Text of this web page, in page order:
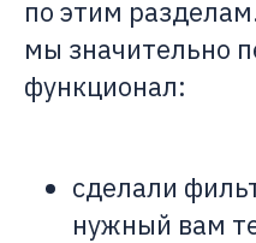
по этим
мы значительно
функционал:
сделали
нужный вам